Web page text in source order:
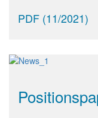
PDF (11/2021)